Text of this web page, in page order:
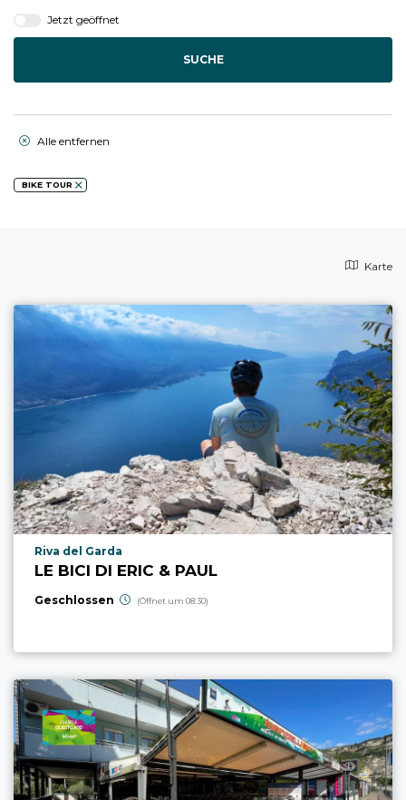
Jetzt geöffnet
SUCHE
Alle entfernen
BIKE TOUR
Karte
aria.poi_location_prefix
Riva del Garda
LE BICI DI ERIC & PAUL
Geschlossen (Öffnet um 08:30)